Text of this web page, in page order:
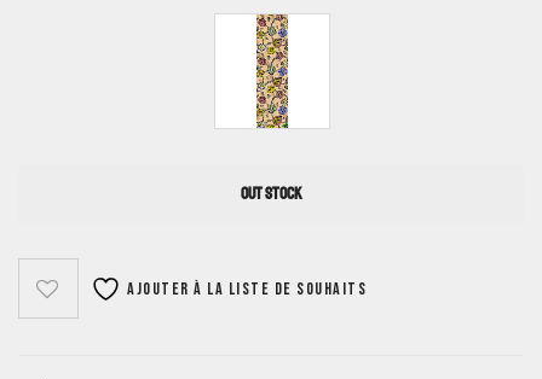
OUT STOCK
Ajouter à la liste de souhaits